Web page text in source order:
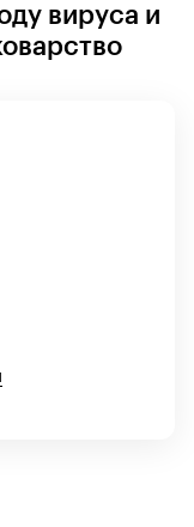
вируса и